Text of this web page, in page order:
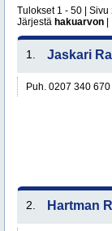
Tulokset 1 - 50 | Sivu
Järjestä hakuarvon
1. Jaskari
Puh. 0207 340 670
2. Hartman